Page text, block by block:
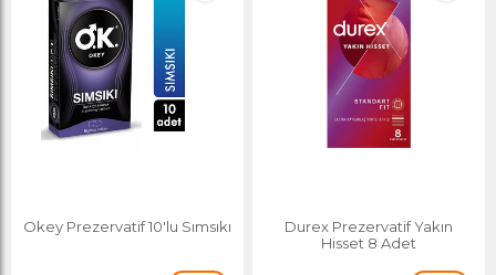
Okey Prezervatif 10'lu Sımsıkı
Durex Prezervatif Yakın
Hisset 8 Adet